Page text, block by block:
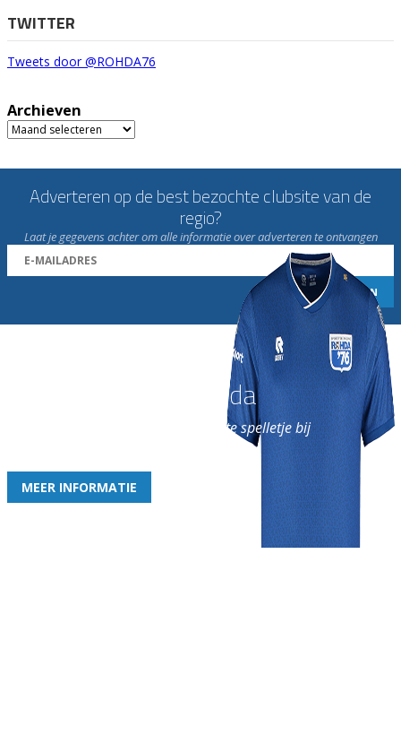
TWITTER
Tweets door @ROHDA76
Archieven
Archieven
Adverteren op de best bezochte clubsite van de
regio?
Laat je gegevens achter om alle informatie over adverteren te ontvangen
Word nu lid van Rohda
en geniet iedere week van het leukste spelletje bij
MEER INFORMATIE